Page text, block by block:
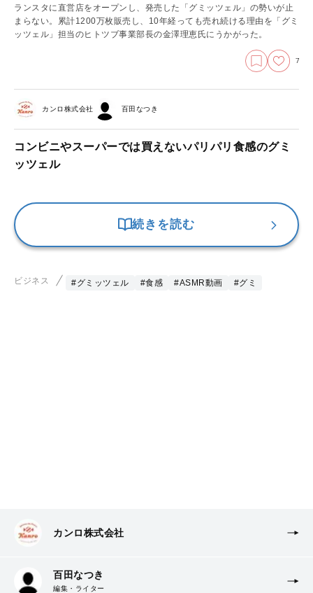
ランスタに直営店をオープンし、発売した「グミッツェル」の勢いが止
まらない。累計1200万枚販売し、10年経っても売れ続ける理由を「グミ
ッツェル」担当のヒトツブ事業部長の金澤理恵氏にうかがった。
7
カンロ株式会社 百田なつき
コンビニやスーパーでは買えないパリパリ食感のグミ
ッツェル
続きを読む
ビジネス #グミッツェル #食感 #ASMR動画 #グミ
カンロ株式会社
百田なつき
編集・ライター